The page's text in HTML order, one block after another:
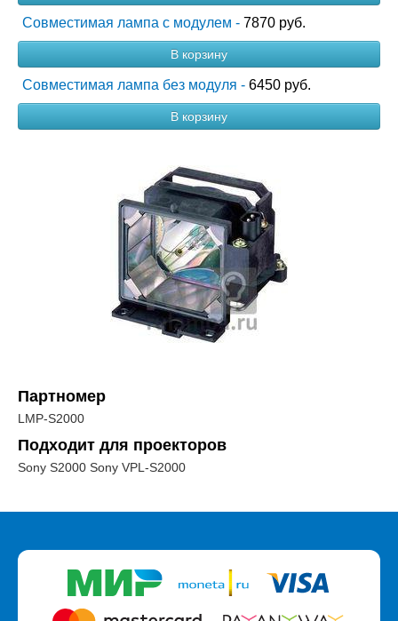
Совместимая лампа с модулем - 7870 руб.
В корзину
Совместимая лампа без модуля - 6450 руб.
В корзину
Партномер
LMP-S2000
Подходит для проекторов
Sony S2000 Sony VPL-S2000